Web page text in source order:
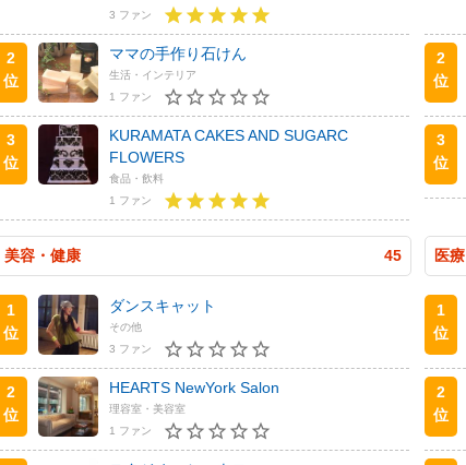
3 ファン
2
位
ママの手作り石けん
生活・インテリア
1 ファン
3
位
KURAMATA CAKES AND SUGARC
FLOWERS
食品・飲料
1 ファン
2
位
3
位
美容・健康 45
1
位
ダンスキャット
その他
3 ファン
2
位
HEARTS NewYork Salon
理容室・美容室
1 ファン
医療
1
位
2
位